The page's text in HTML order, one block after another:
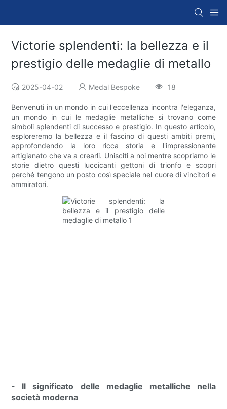
Victorie splendenti: la bellezza e il
prestigio delle medaglie di metallo
2025-04-02 Medal Bespoke 18
Benvenuti in un mondo in cui l'eccellenza incontra l'eleganza,
un mondo in cui le medaglie metalliche si trovano come
simboli splendenti di successo e prestigio. In questo articolo,
esploreremo la bellezza e il fascino di questi ambiti premi,
approfondendo la loro ricca storia e l'impressionante
artigianato che va a crearli. Unisciti a noi mentre scopriamo le
storie dietro questi luccicanti gettoni di trionfo e scopri
perché tengono un posto così speciale nel cuore di vincitori e
ammiratori.
- Il significato delle medaglie metalliche nella
società moderna